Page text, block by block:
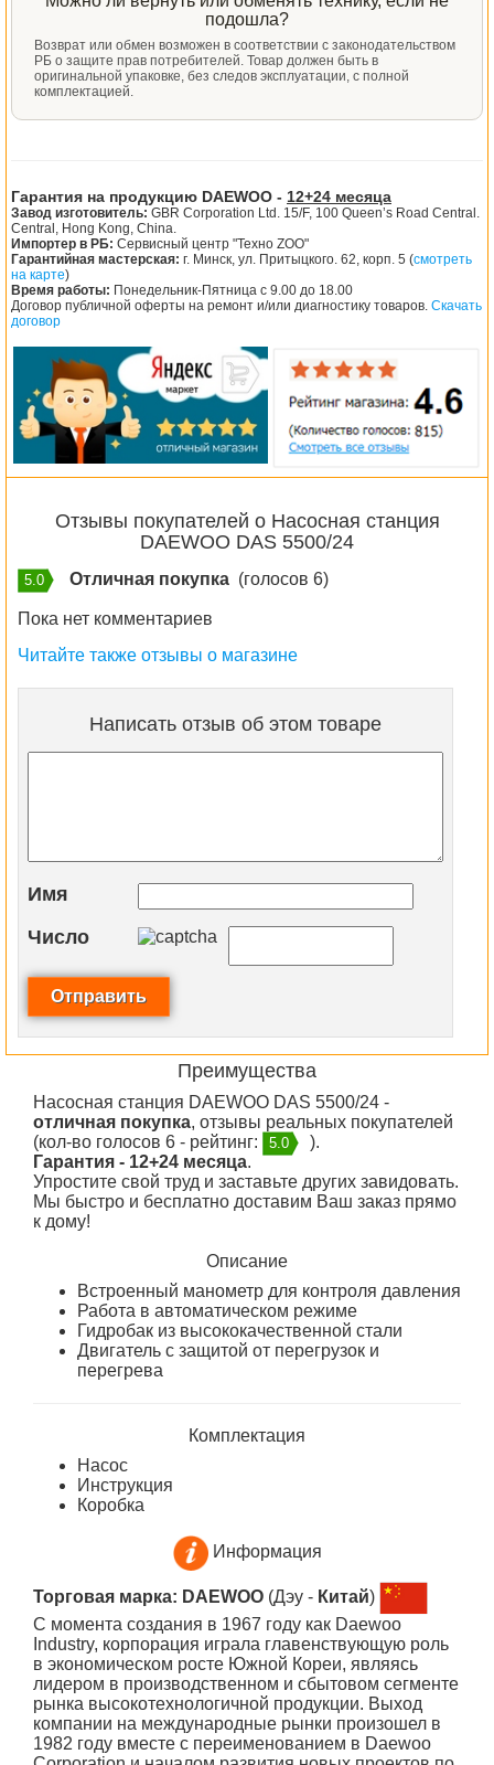
подошла?
Возврат или обмен возможен в соответствии с законодательством
РБ о защите прав потребителей. Товар должен быть в
оригинальной упаковке, без следов эксплуатации, с полной
комплектацией.
Гарантия на продукцию DAEWOO - 12+24 месяца
Завод изготовитель: GBR Corporation Ltd. 15/F, 100 Queen’s Road Central.
Central, Hong Kong, China.
Импортер в РБ: Сервисный центр "Техно ZOO"
Гарантийная мастерская: г. Минск, ул. Притыцкого. 62, корп. 5 (смотреть
на карте)
Время работы: Понедельник-Пятница с 9.00 до 18.00
Договор публичной оферты на ремонт и/или диагностику товаров. Скачать
договор
Отзывы покупателей о Насосная станция
DAEWOO DAS 5500/24
5.0 Отличная покупка (голосов 6)
Пока нет комментариев
Читайте также отзывы о магазине
Написать отзыв об этом товаре
Имя
Число
Преимущества
Насосная станция DAEWOO DAS 5500/24 -
отличная покупка, отзывы реальных покупателей
(кол-во голосов 6 - рейтинг:
5.0
).
Гарантия - 12+24 месяца.
Упростите свой труд и заставьте других завидовать.
Мы быстро и бесплатно доставим Ваш заказ прямо
к дому!
Описание
Встроенный манометр для контроля давления
Работа в автоматическом режиме
Гидробак из высококачественной стали
Двигатель с защитой от перегрузок и
перегрева
Комплектация
Насос
Инструкция
Коробка
Информация
Торговая марка: DAEWOO (Дэу - Китай)
C момента создания в 1967 году как Daewoo
Industry, корпорация играла главенствующую роль
в экономическом росте Южной Кореи, являясь
лидером в производственном и сбытовом сегменте
рынка высокотехнологичной продукции. Выход
компании на международные рынки произошел в
1982 году вместе с переименованием в Daewoo